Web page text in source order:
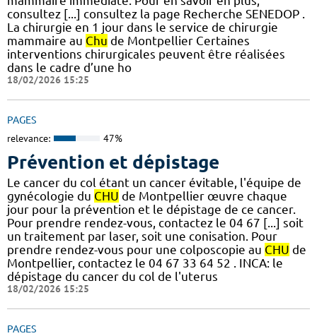
consultez [...] consultez la page Recherche SENEDOP .
La chirurgie en 1 jour dans le service de chirurgie
mammaire au Chu de Montpellier Certaines
interventions chirurgicales peuvent être réalisées
dans le cadre d’une ho
18/02/2026 15:25
PAGES
relevance: 47%
Prévention et dépistage
Le cancer du col étant un cancer évitable, l'équipe de
gynécologie du CHU de Montpellier œuvre chaque
jour pour la prévention et le dépistage de ce cancer.
Pour prendre rendez-vous, contactez le 04 67 [...] soit
un traitement par laser, soit une conisation. Pour
prendre rendez-vous pour une colposcopie au CHU de
Montpellier, contactez le 04 67 33 64 52 . INCA: le
dépistage du cancer du col de l'uterus
18/02/2026 15:25
PAGES